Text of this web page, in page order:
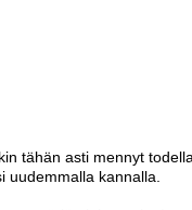
tähän asti mennyt
kannalla.